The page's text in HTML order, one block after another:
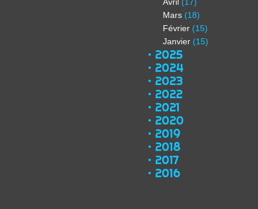
Mars (18)
Février (15)
Janvier (15)
2025
2024
2023
2022
2021
2020
2019
2018
2017
2016